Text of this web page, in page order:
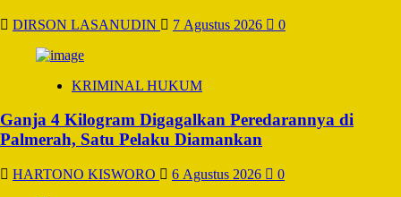
DIRSON LASANUDIN 7 Agustus 2026 0
KRIMINAL HUKUM
Ganja 4 Kilogram Digagalkan Peredarannya di
Palmerah, Satu Pelaku Diamankan
HARTONO KISWORO 6 Agustus 2026 0